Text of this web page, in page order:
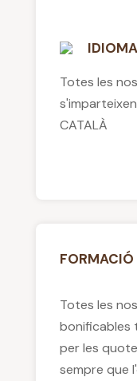
IDIOMA
Totes les
CATALÀ
Totes les
bonificables
per les
sempre que